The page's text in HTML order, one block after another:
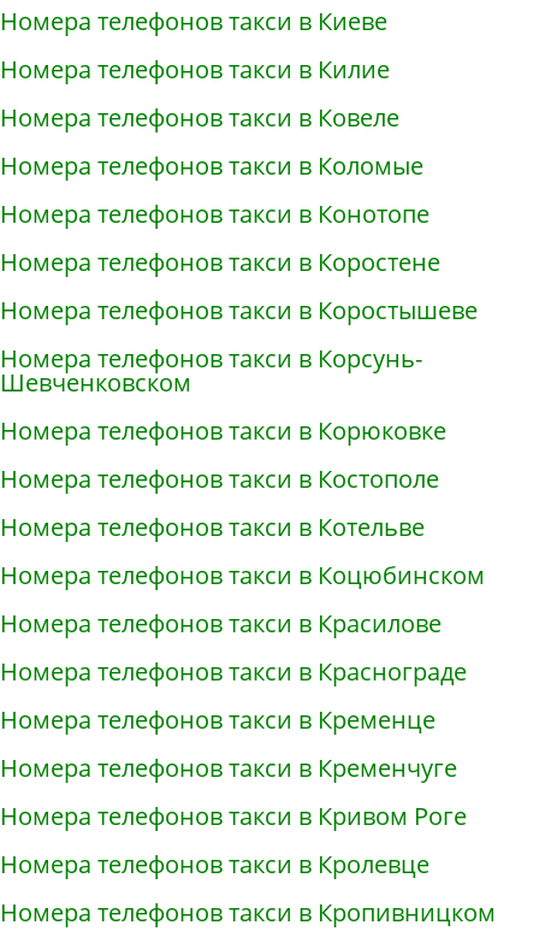
Номера телефонов такси в Киеве
Номера телефонов такси в Килие
Номера телефонов такси в Ковеле
Номера телефонов такси в Коломые
Номера телефонов такси в Конотопе
Номера телефонов такси в Коростене
Номера телефонов такси в Коростышеве
Номера телефонов такси в Корсунь-
Шевченковском
Номера телефонов такси в Корюковке
Номера телефонов такси в Костополе
Номера телефонов такси в Котельве
Номера телефонов такси в Коцюбинском
Номера телефонов такси в Красилове
Номера телефонов такси в Краснограде
Номера телефонов такси в Кременце
Номера телефонов такси в Кременчуге
Номера телефонов такси в Кривом Роге
Номера телефонов такси в Кролевце
Номера телефонов такси в Кропивницком